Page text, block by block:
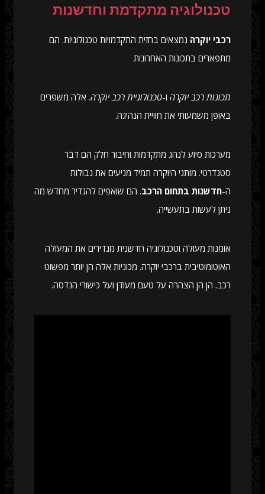
טכנולוגיה מתקדמת וחדשנות
רכבי יוקרה נמצאים בחזית התקדמויות טכנולוגיות. הם
מתפארים בתכונות האחרונות
תכונות רכב יוקרה ו-טכנולוגיית רכב יוקרה. אלה משפרים
באופן משמעותי את חוויית הנהיגה.
מערכות סיוע לנהג מתקדמות וחיבור חלק הם דבר
סטנדרטי. מותגי היוקרה תמיד מניעים את גבולות
ה-חדשנות בתחום הרכב. הם שואפים להגדיר מחדש מה
ניתן לעשות בתעשייה.
אומנות מעולה וטכנולוגיה חדשנית מגדירים את המעולה
האוטומוטיבית ברכבי יוקרה. מכוניות אלה הן יותר מפשוט
רכב. הן הן הצהרה על טעם מעודן ועל כישורי הנדסה.